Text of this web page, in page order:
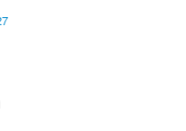
800m en M45 !